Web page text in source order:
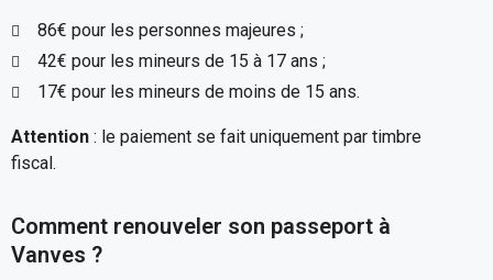
86€ pour les personnes majeures ;
42€ pour les mineurs de 15 à 17 ans ;
17€ pour les mineurs de moins de 15 ans.
Attention : le paiement se fait uniquement par timbre
fiscal.
Comment renouveler son passeport à
Vanves ?